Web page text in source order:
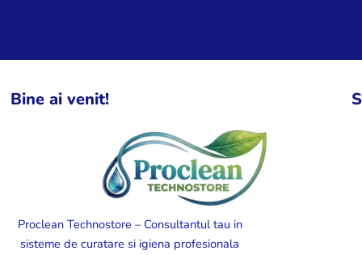
Bine ai venit!
Proclean Technostore – Consultantul tau in
sisteme de curatare si igiena profesionala